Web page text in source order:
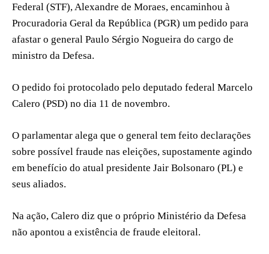
Federal (STF), Alexandre de Moraes, encaminhou à
Procuradoria Geral da República (PGR) um pedido para
afastar o general Paulo Sérgio Nogueira do cargo de
ministro da Defesa.
O pedido foi protocolado pelo deputado federal Marcelo
Calero (PSD) no dia 11 de novembro.
O parlamentar alega que o general tem feito declarações
sobre possível fraude nas eleições, supostamente agindo
em benefício do atual presidente Jair Bolsonaro (PL) e
seus aliados.
Na ação, Calero diz que o próprio Ministério da Defesa
não apontou a existência de fraude eleitoral.